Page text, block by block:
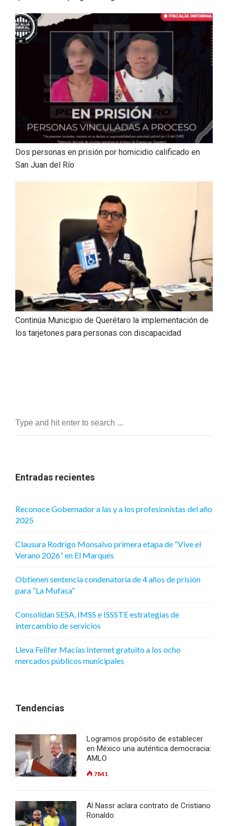
Dos personas en prisión por homicidio calificado en
San Juan del Río
Continúa Municipio de Querétaro la implementación de
los tarjetones para personas con discapacidad
Entradas recientes
Reconoce Gobernador a las y a los profesionistas del año
2025
Clausura Rodrigo Monsalvo primera etapa de “Vive el
Verano 2026” en El Marqués
Obtienen sentencia condenatoria de 4 años de prisión
para “La Mufasa”
Consolidan SESA, IMSS e ISSSTE estrategias de
intercambio de servicios
Lleva Felifer Macías Internet gratuito a los ocho
mercados públicos municipales
Tendencias
Logramos propósito de establecer
en México una auténtica democracia:
AMLO
7841
Al Nassr aclara contrato de Cristiano
Ronaldo